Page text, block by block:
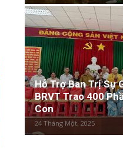
Hỗ Trợ Ban Trị Sự
BRVT Trao 400
Con
24 Tháng Một, 2025